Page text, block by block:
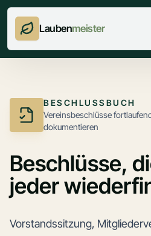
Laubenmeister
BESCHLUSSBUCH
Vereinsbeschlüsse
dokumentieren
Beschlüsse,
jeder
Vorstandssitzung,